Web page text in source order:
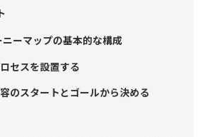
ーマップの基本的な構成
セスを設置する
のスタートとゴールから決める